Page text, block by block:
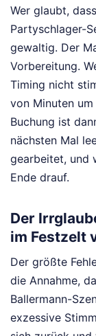
Wer glaubt,
Partyschlager-
gewaltig. Der
Vorbereitung.
Timing nicht
von Minuten
Buchung ist
nächsten Mal
gearbeitet, und
Ende drauf.
Der
im Festzelt
Der größte
die Annahme,
Ballermann-
exzessive